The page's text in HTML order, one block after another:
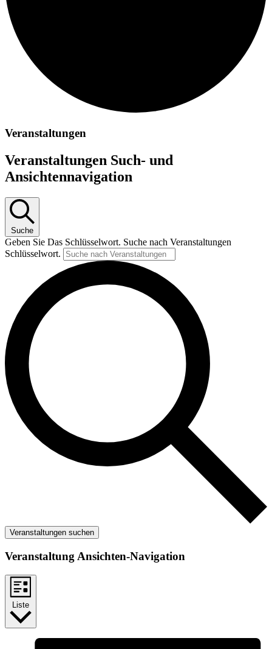
Veranstaltungen
Veranstaltungen Such- und
Ansichtennavigation
Suche
Geben Sie Das Schlüsselwort. Suche nach Veranstaltungen
Schlüsselwort.
Veranstaltungen suchen
Veranstaltung Ansichten-Navigation
Liste